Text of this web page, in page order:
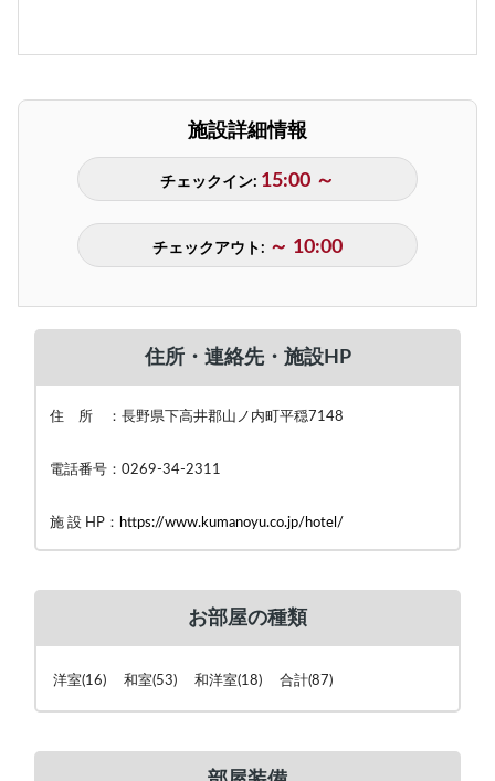
施設詳細情報
チェックイン: 15:00 ～
チェックアウト: ～ 10:00
住所・連絡先・施設HP
住 所 ：長野県下高井郡山ノ内町平穏7148
電話番号：0269-34-2311
施 設 HP： https://www.kumanoyu.co.jp/hotel/
お部屋の種類
洋室(16) 和室(53) 和洋室(18) 合計(87)